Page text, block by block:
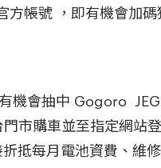
帳號 ，即有機會加碼
機會抽中 Gogoro
市購車並至指定網站
折抵每月電池資費、維